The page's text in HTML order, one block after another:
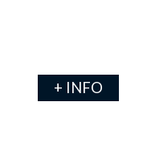
+ INFO